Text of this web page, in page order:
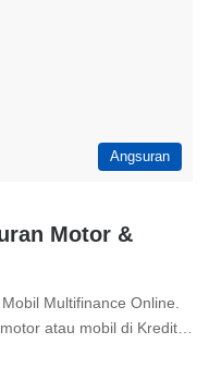
Angsuran
Motor &
Multifinance Online.
atau mobil di Kredit…